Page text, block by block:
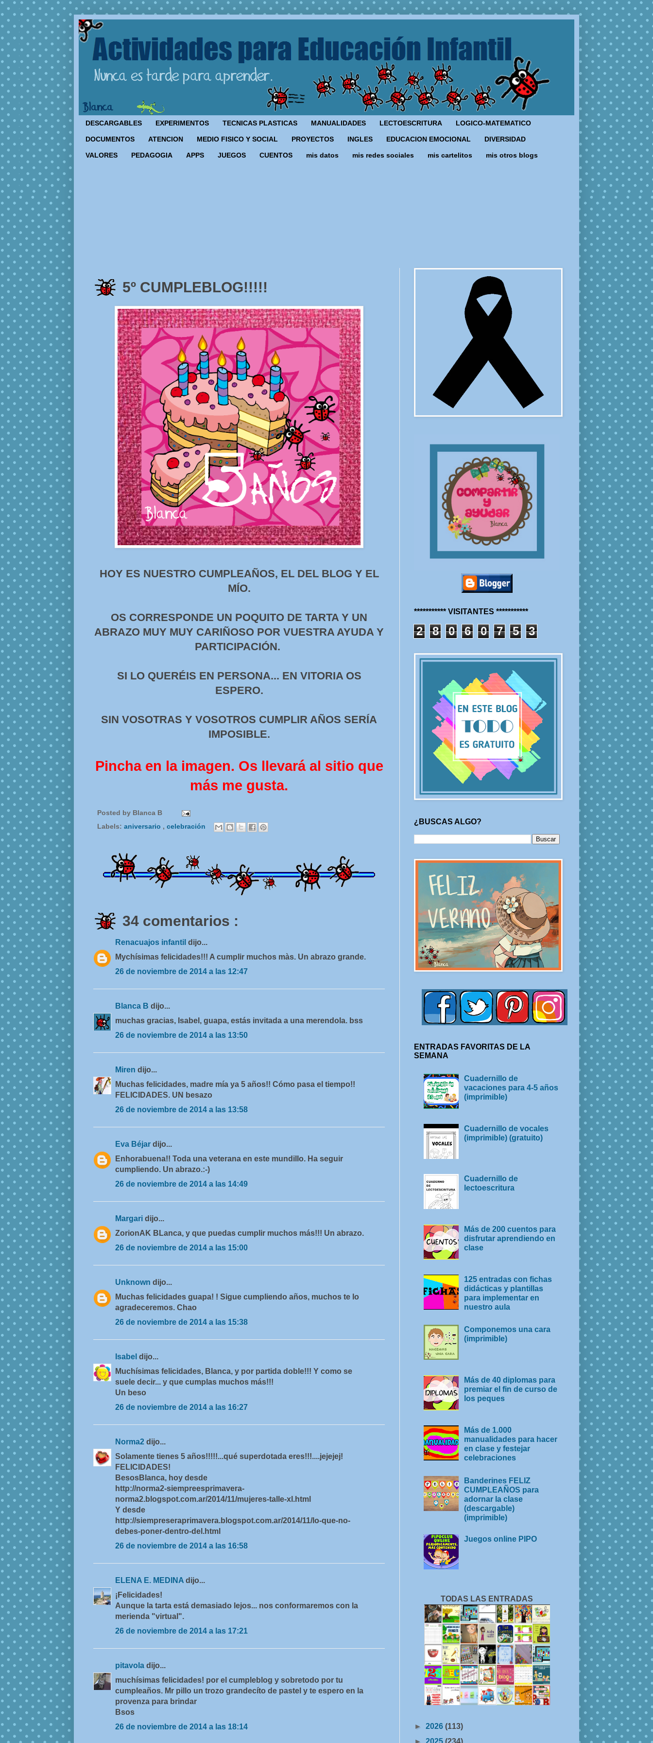
DESCARGABLES EXPERIMENTOS TECNICAS PLASTICAS MANUALIDADES LECTOESCRITURA LOGICO-MATEMATICO
DOCUMENTOS ATENCION MEDIO FISICO Y SOCIAL PROYECTOS INGLES EDUCACION EMOCIONAL DIVERSIDAD
VALORES PEDAGOGIA APPS JUEGOS CUENTOS mis datos mis redes sociales mis cartelitos mis otros blogs
5º CUMPLEBLOG!!!!!
HOY ES NUESTRO CUMPLEAÑOS, EL DEL BLOG Y EL
MÍO.
OS CORRESPONDE UN POQUITO DE TARTA Y UN
ABRAZO MUY MUY CARIÑOSO POR VUESTRA AYUDA Y
PARTICIPACIÓN.
SI LO QUERÉIS EN PERSONA... EN VITORIA OS
ESPERO.
SIN VOSOTRAS Y VOSOTROS CUMPLIR AÑOS SERÍA
IMPOSIBLE.
Pincha en la imagen. Os llevará al sitio que
más me gusta.
Posted by Blanca B
Labels: aniversario , celebración
34 comentarios :
Renacuajos infantil dijo...
Mychísimas felicidades!!! A cumplir muchos màs. Un abrazo grande.
26 de noviembre de 2014 a las 12:47
Blanca B dijo...
muchas gracias, Isabel, guapa, estás invitada a una merendola. bss
26 de noviembre de 2014 a las 13:50
Miren dijo...
Muchas felicidades, madre mía ya 5 años!! Cómo pasa el tiempo!!
FELICIDADES. UN besazo
26 de noviembre de 2014 a las 13:58
Eva Béjar dijo...
Enhorabuena!! Toda una veterana en este mundillo. Ha seguir
cumpliendo. Un abrazo.:-)
26 de noviembre de 2014 a las 14:49
Margari dijo...
ZorionAK BLanca, y que puedas cumplir muchos más!!! Un abrazo.
26 de noviembre de 2014 a las 15:00
Unknown dijo...
Muchas felicidades guapa! ! Sigue cumpliendo años, muchos te lo
agradeceremos. Chao
26 de noviembre de 2014 a las 15:38
Isabel dijo...
Muchísimas felicidades, Blanca, y por partida doble!!! Y como se
suele decir... y que cumplas muchos más!!!
Un beso
26 de noviembre de 2014 a las 16:27
Norma2 dijo...
Solamente tienes 5 años!!!!!...qué superdotada eres!!!....jejejej!
FELICIDADES!
BesosBlanca, hoy desde
http://norma2-siempreesprimavera-
norma2.blogspot.com.ar/2014/11/mujeres-talle-xl.html
Y desde
http://siempreseraprimavera.blogspot.com.ar/2014/11/lo-que-no-
debes-poner-dentro-del.html
26 de noviembre de 2014 a las 16:58
ELENA E. MEDINA dijo...
¡Felicidades!
Aunque la tarta está demasiado lejos... nos conformaremos con la
merienda "virtual".
26 de noviembre de 2014 a las 17:21
pitavola dijo...
muchísimas felicidades! por el cumpleblog y sobretodo por tu
cumpleaños. Mr pillo un trozo grandecíto de pastel y te espero en la
provenza para brindar
Bsos
26 de noviembre de 2014 a las 18:14
*********** VISITANTES ***********
2 8 0 6 0 7 5 3
¿BUSCAS ALGO?
ENTRADAS FAVORITAS DE LA
SEMANA
Cuadernillo de
vacaciones para 4-5 años
(imprimible)
Cuadernillo de vocales
(imprimible) (gratuito)
Cuadernillo de
lectoescritura
Más de 200 cuentos para
disfrutar aprendiendo en
clase
125 entradas con fichas
didácticas y plantillas
para implementar en
nuestro aula
Componemos una cara
(imprimible)
Más de 40 diplomas para
premiar el fin de curso de
los peques
Más de 1.000
manualidades para hacer
en clase y festejar
celebraciones
Banderines FELIZ
CUMPLEAÑOS para
adornar la clase
(descargable)
(imprimible)
Juegos online PIPO
TODAS LAS ENTRADAS
► 2026 (113)